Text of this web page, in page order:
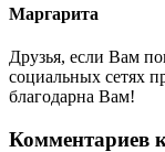
Маргарита
Друзья, если Вам
социальных сетях
благодарна Вам!
Комментариев